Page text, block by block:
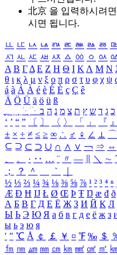
北京 을 입력하시려면
시면 됩니다.
ㅥ ㅦ ㅧ ㅨ ㅩ ㅪ ㅫ ㅬ ㅭ
ㅺ ㅻ ㅼ ㅽ ㅾ ㅿ ㆀ ㆁ ㆂ
Α Β ΓΔ Ε Ζ Η Θ Ι ΚΛ Μ Ν
θ ι κ λ μ ν ξ ο π ρ σ τ υ φ χ ψ
á à Á À é è É È ç Ç ê
Ä Ö Ü ä ö ü ß
ִֶֹ ֻּ ׁׂ כ ג ד ש ץ ת צ מ נ ה ב
‘ ’ “ ” 〔 〕 〈 〉 「 」 『 』
± × ÷ ≠ ≤ ≥ ∞ ∴ ♂ ♀ ∠ ⊥ ⌒
⊆ ⊇ ⊂ ⊃ ∪ ∩ ∧ ∨ ￢ ⇒ ⇔
、
。 · ‥ … ¨ 〃 ― ＼ ∼ ´
；
？ ＾ ｀
½ ⅓ ⅔ ¼ ¾ ⅛ ⅜ ⅝ ⅞ ¹ ² ³ ⁴ ⁿ
Æ Ð Ħ Ĳ Ł Ø Œ Þ Ŧ Ŋ æ đ ð
А Б В Г Д Е Ё Ж З И Й К Л
Ы Ь Э Ю Я а б в г д е ё ж з
ы ь э ю я
′ ″ ℃ Å ￠ ￡ ￥ ¤ ℉ ‰ ＄
㎙ ㎚ ㎛ ㎜ ㎝ ㎞ ㎟ ㎠ ㎡